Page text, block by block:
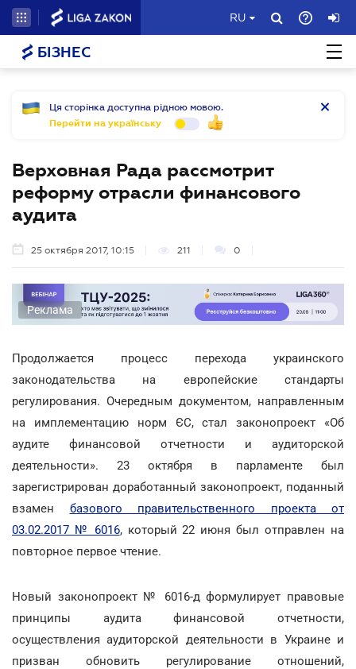
RU
БІЗНЕС
Ця сторінка доступна рідною мовою.
Перейти на українську
Верховная Рада рассмотрит
реформу отрасли финансового
аудита
25 октября 2017, 10:15 211 0
Реклама
Продолжается процесс перехода украинского
законодательства на европейские стандарты
регулирования. Очередным документом, направленным
на имплементацию норм ЄС, стал законопроект «Об
аудите финансовой отчетности и аудиторской
деятельности». 23 октября в парламенте был
зарегистрирован доработанный законопроект, поданный
взамен базового правительственного проекта от
03.02.2017 № 6016, который 22 июня был отправлен на
повторное первое чтение.
Новый законопроект № 6016-д формулирует правовые
принципы аудита финансовой отчетности,
осуществления аудиторской деятельности в Украине и
призван обновить регулирование отношений,